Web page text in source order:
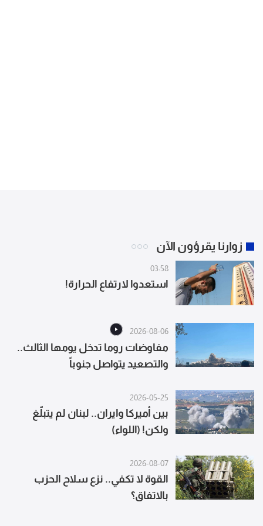
زوارنا يقرؤون الآن
03:58
استعدوا لارتفاع الحرارة!
2026-08-06
مفاوضات روما تدخل يومها الثالث..
والتصعيد يتواصل جنوباً
2026-05-25
بين أميركا وايران.. لبنان لم يتبلّغ
ولكن! (اللواء)
2026-08-07
القوة لا تكفي.. نزع سلاح الحزب
بالاتفاق؟